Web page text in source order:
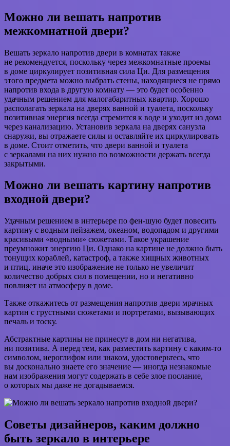
Можно ли вешать напротив
межкомнатной двери?
Вешать зеркало напротив двери в комнатах также
не рекомендуется, поскольку через межкомнатные проемы
в доме циркулирует позитивная сила Ци. Для размещения
этого предмета можно выбрать стены, находящиеся не прямо
напротив входа в другую комнату — это будет особенно
удачным решением для малогабаритных квартир. Хорошо
располагать зеркала на дверях ванной и туалета, поскольку
позитивная энергия всегда стремится к воде и уходит из дома
через канализацию. Установив зеркала на дверях санузла
снаружи, вы отражаете силы и оставляйте их циркулировать
в доме. Стоит отметить, что двери ванной и туалета
с зеркалами на них нужно по возможности держать всегда
закрытыми.
Можно ли вешать картину напротив
входной двери?
Удачным решением в интерьере по фен-шую будет повесить
картину с водным пейзажем, океаном, водопадом и другими
красивыми «водными» сюжетами. Такое украшение
преумножит энергию Ци. Однако на картине не должно быть
тонущих кораблей, катастроф, а также хищных животных
и птиц, иначе это изображение не только не увеличит
количество добрых сил в помещении, но и негативно
повлияет на атмосферу в доме.
Также откажитесь от размещения напротив двери мрачных
картин с грустными сюжетами и портретами, вызывающих
печаль и тоску.
Абстрактные картины не принесут в дом ни негатива,
ни позитива. А перед тем, как разместить картину с каким-то
символом, иероглифом или знаком, удостоверьтесь, что
вы досконально знаете его значение — иногда незнакомые
нам изображения могут содержать в себе злое послание,
о которых мы даже не догадываемся.
Советы дизайнеров, каким должно
быть зеркало в интерьере